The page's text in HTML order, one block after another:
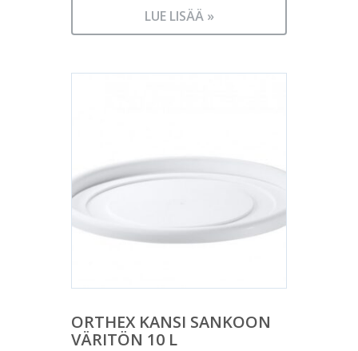
LUE LISÄÄ »
ORTHEX KANSI SANKOON
VÄRITÖN 10 L